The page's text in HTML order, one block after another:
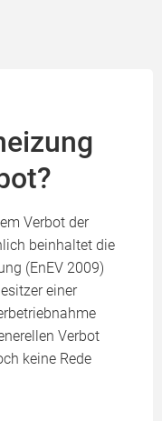
Verbot der
beinhaltet die
(EnEV 2009)
einer
Verbot
keine Rede